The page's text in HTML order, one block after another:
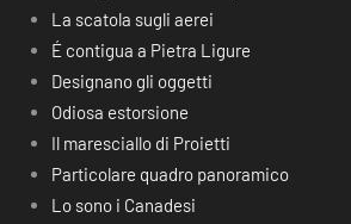
La scatola sugli aerei
É contigua a Pietra Ligure
Designano gli oggetti
Odiosa estorsione
Il maresciallo di Proietti
Particolare quadro panoramico
Lo sono i Canadesi